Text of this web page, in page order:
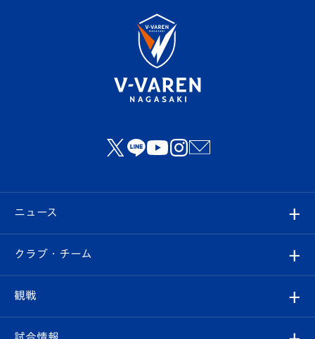
ニュース
すべて
クラブ
クラブ・チーム
観戦
観戦ルール
試合情報